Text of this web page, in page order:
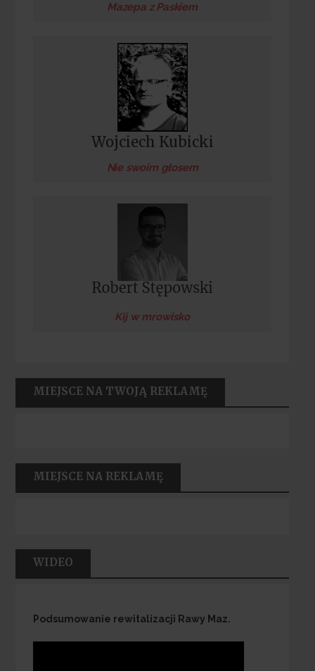
Mazepa z Paskiem
Wojciech Kubicki
Nie swoim głosem
Kij w mrowisko
MIEJSCE NA TWOJĄ REKLAMĘ
MIEJSCE NA REKLAMĘ
WIDEO
Podsumowanie rewitalizacji Rawy Maz.